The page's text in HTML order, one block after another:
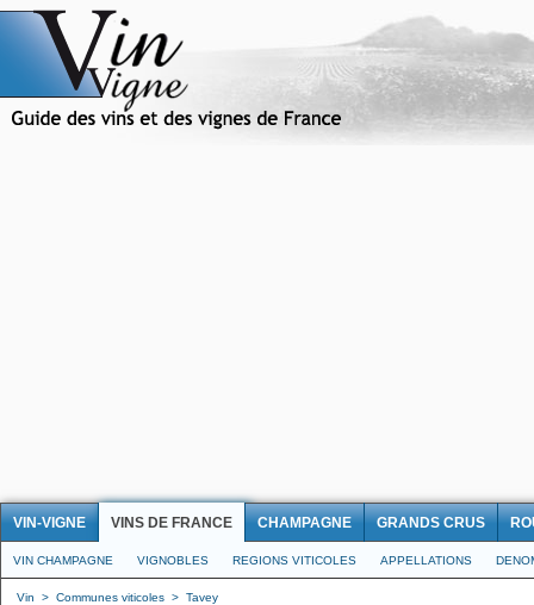
VIN-VIGNE VINS DE FRANCE CHAMPAGNE GRANDS CRUS
VIN CHAMPAGNE VIGNOBLES REGIONS VITICOLES APPELLATIONS
Vin > Communes viticoles > Tavey